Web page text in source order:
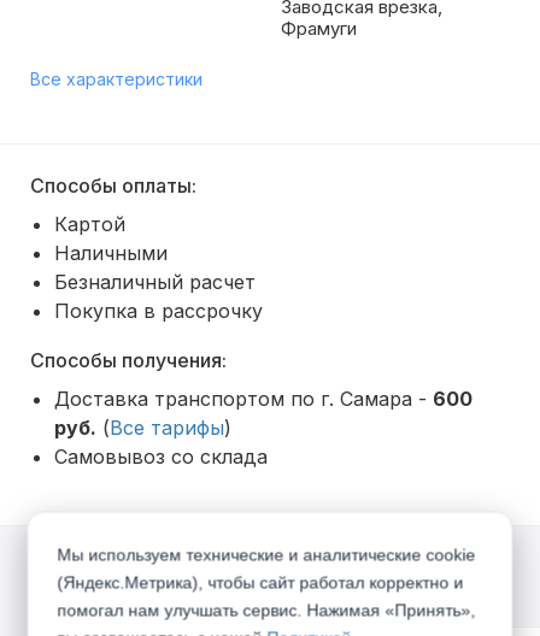
Заводская врезка,
Фрамуги
Все характеристики
Способы оплаты:
Картой
Наличными
Безналичный расчет
Покупка в рассрочку
Способы получения:
Доставка транспортом по г. Самара - 600
руб. (Все тарифы)
Самовывоз со склада
Акции
Мы используем технические и аналитические cookie
(Яндекс.Метрика), чтобы сайт работал корректно и
помогал нам улучшать сервис. Нажимая «Принять»,